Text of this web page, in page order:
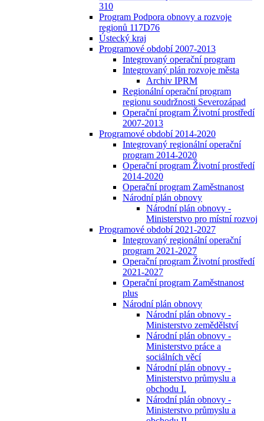
310
Program Podpora obnovy a rozvoje
regionů 117D76
Ústecký kraj
Programové období 2007-2013
Integrovaný operační program
Integrovaný plán rozvoje města
Archiv IPRM
Regionální operační program
regionu soudržnosti Severozápad
Operační program Životní prostředí
2007-2013
Programové období 2014-2020
Integrovaný regionální operační
program 2014-2020
Operační program Životní prostředí
2014-2020
Operační program Zaměstnanost
Národní plán obnovy
Národní plán obnovy -
Ministerstvo pro místní rozvoj
Programové období 2021-2027
Integrovaný regionální operační
program 2021-2027
Operační program Životní prostředí
2021-2027
Operační program Zaměstnanost
plus
Národní plán obnovy
Národní plán obnovy -
Ministerstvo zemědělství
Národní plán obnovy -
Ministerstvo práce a
sociálních věcí
Národní plán obnovy -
Ministerstvo průmyslu a
obchodu I.
Národní plán obnovy -
Ministerstvo průmyslu a